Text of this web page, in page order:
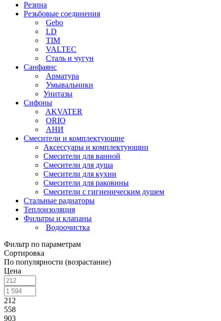
Резина
Резьбовые соединения
Gebo
LD
TIM
VALTEC
Сталь и чугун
Санфаянс
Арматура
Умывальники
Унитазы
Сифоны
AKVATER
ORIO
АНИ
Смесители и комплектующие
Аксессуары и комплектующии
Смесители для ванной
Смесители для душа
Смесители для кухни
Смесители для раковины
Смесители с гигиеническим душем
Стальные радиаторы
Теплоизоляция
Фильтры и клапаны
Водоочистка
Фильтр по параметрам
Сортировка
По популярности (возрастание)
Цена
212
558
903